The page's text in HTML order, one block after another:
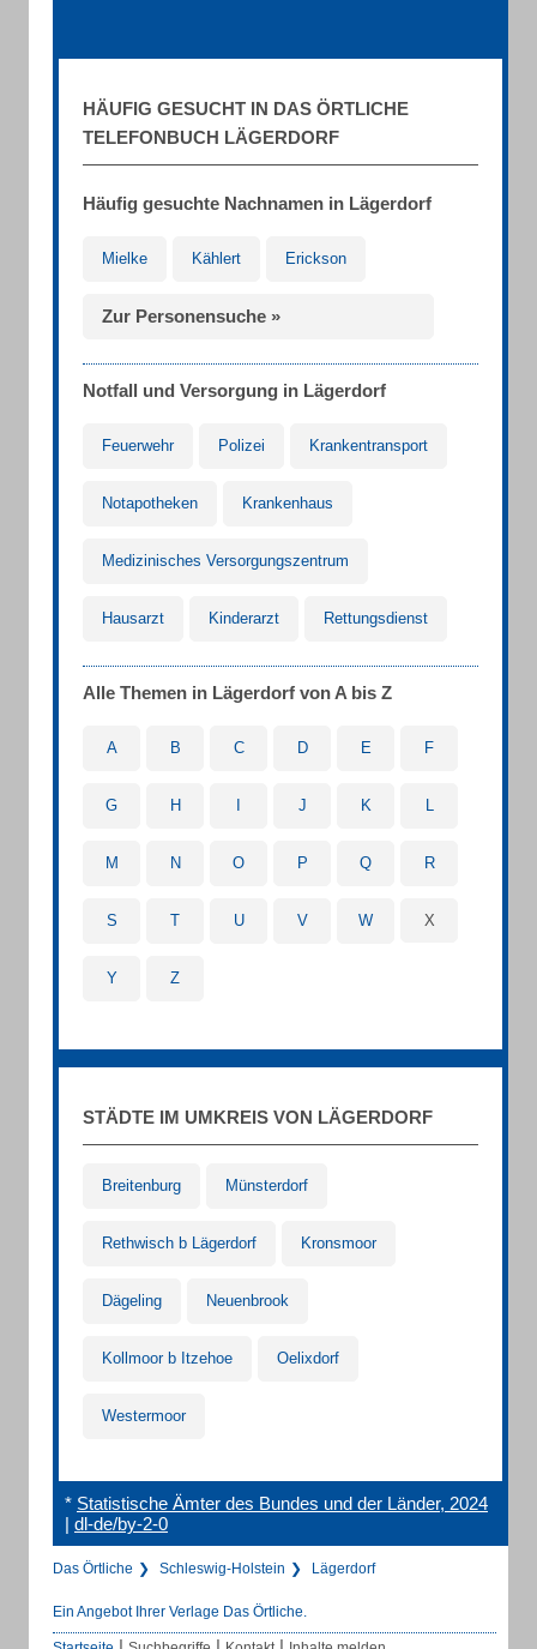
HÄUFIG GESUCHT IN DAS ÖRTLICHE
TELEFONBUCH LÄGERDORF
Häufig gesuchte Nachnamen in Lägerdorf
Mielke Kählert Erickson
Zur Personensuche »
Notfall und Versorgung in Lägerdorf
Feuerwehr Polizei Krankentransport
Notapotheken Krankenhaus
Medizinisches Versorgungszentrum
Hausarzt Kinderarzt Rettungsdienst
Alle Themen in Lägerdorf von A bis Z
A B C D E F
G H J K L
M N O P Q R
S T U V W X
Y Z
STÄDTE IM UMKREIS VON LÄGERDORF
Breitenburg Münsterdorf
Rethwisch b Lägerdorf Kronsmoor
Dägeling Neuenbrook
Kollmoor b Itzehoe Oelixdorf
Westermoor
* Statistische Ämter des Bundes und der Länder, 2024
| dl-de/by-2-0
Das Örtliche Schleswig-Holstein Lägerdorf
Ein Angebot Ihrer Verlage Das Örtliche.